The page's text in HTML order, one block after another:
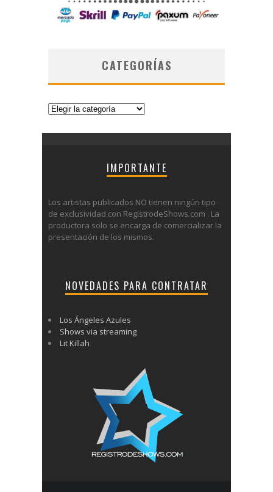
CATEGORÍAS
Categorías
IMPORTANTE
Los artistas publicados NO tienen ningún tipo
de exclusividad con RegistrodeShows.com . La
productora solo se encarga de comercializar la
presentación de los mismos.
NOVEDADES PARA CONTRATAR
Los Ángeles Azules
Shows via streaming
Lit Killah